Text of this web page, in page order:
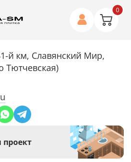
0
й км, Славянский Мир,
Тютчевская)
проект